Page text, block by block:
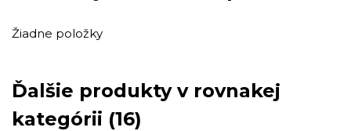
Žiadne položky
Ďalšie produkty v rovnakej
kategórii (16)